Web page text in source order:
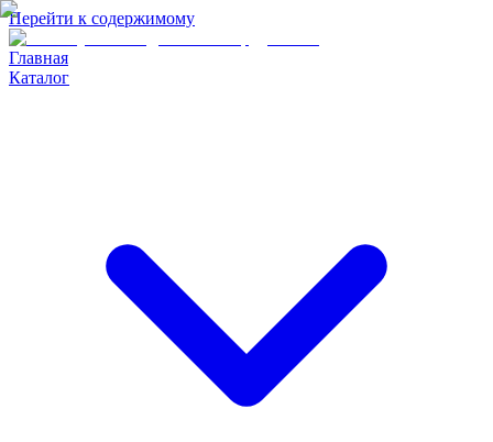
Перейти к содержимому
Главная
Каталог